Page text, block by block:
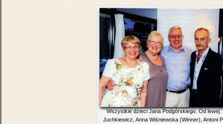
Wszystkie dzieci Jana Podgórskiego. Od lewej:
Juchkiewicz, Anna Wiśniewska (Winner), Antoni